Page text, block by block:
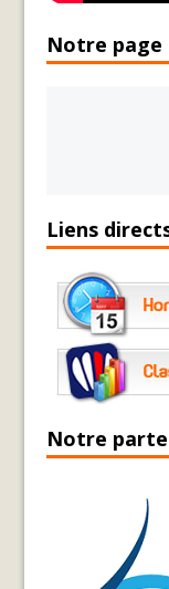
Notre page
Liens
Notre